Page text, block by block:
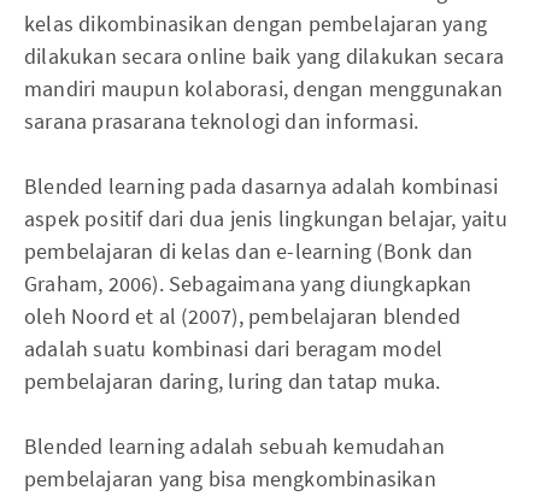
kelas dikombinasikan dengan pembelajaran yang
dilakukan secara online baik yang dilakukan secara
mandiri maupun kolaborasi, dengan menggunakan
sarana prasarana teknologi dan informasi.
Blended learning pada dasarnya adalah kombinasi
aspek positif dari dua jenis lingkungan belajar, yaitu
pembelajaran di kelas dan e-learning (Bonk dan
Graham, 2006). Sebagaimana yang diungkapkan
oleh Noord et al (2007), pembelajaran blended
adalah suatu kombinasi dari beragam model
pembelajaran daring, luring dan tatap muka.
Blended learning adalah sebuah kemudahan
pembelajaran yang bisa mengkombinasikan